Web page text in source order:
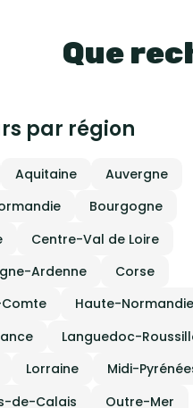
Que
par région
Aquitaine
Auvergne
Bourgogne
Centre-Val de Loire
Ardenne
Corse
Haute-Normandie
Languedoc-
Lorraine
Midi-
de-Calais
Outre-Mer